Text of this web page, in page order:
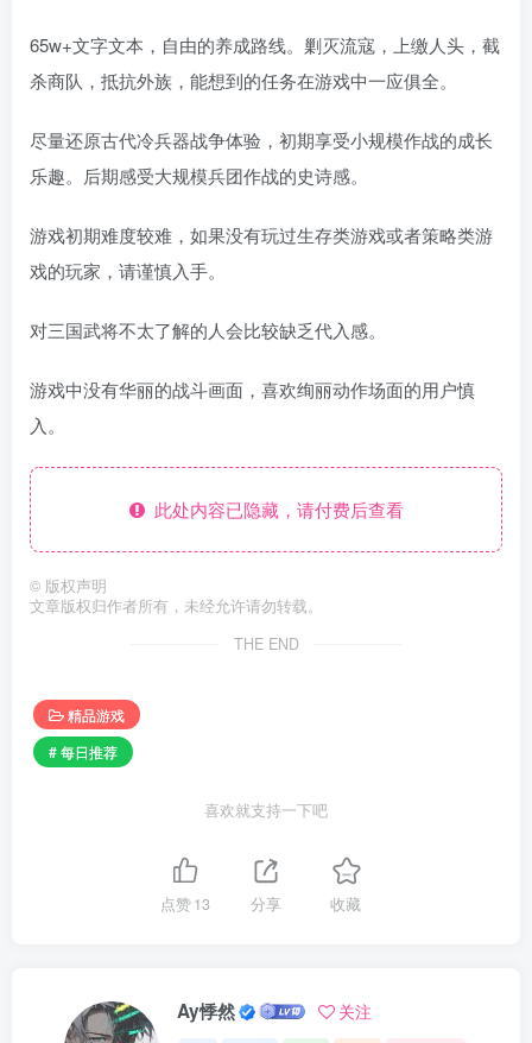
65w+文字文本，自由的养成路线。剿灭流寇，上缴人头，截
杀商队，抵抗外族，能想到的任务在游戏中一应俱全。
尽量还原古代冷兵器战争体验，初期享受小规模作战的成长
乐趣。后期感受大规模兵团作战的史诗感。
游戏初期难度较难，如果没有玩过生存类游戏或者策略类游
戏的玩家，请谨慎入手。
对三国武将不太了解的人会比较缺乏代入感。
游戏中没有华丽的战斗画面，喜欢绚丽动作场面的用户慎
入。
此处内容已隐藏，请付费后查看
© 版权声明
文章版权归作者所有，未经允许请勿转载。
THE END
精品游戏
# 每日推荐
喜欢就支持一下吧
点赞13 分享 收藏
Ay悸然 关注